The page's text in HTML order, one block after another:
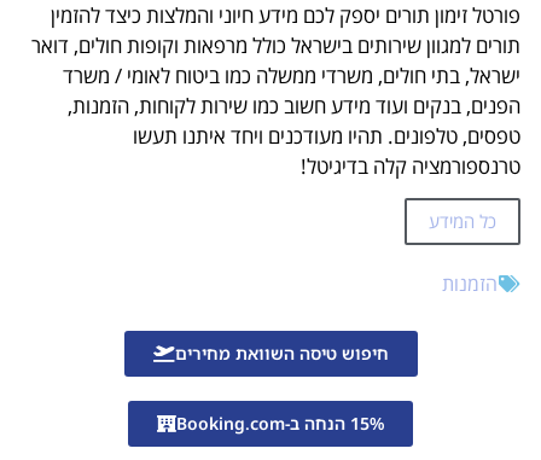
פורטל זימון תורים יספק לכם מידע חיוני והמלצות כיצד להזמין
תורים למגוון שירותים בישראל כולל מרפאות וקופות חולים, דואר
ישראל, בתי חולים, משרדי ממשלה כמו ביטוח לאומי / משרד
הפנים, בנקים ועוד מידע חשוב כמו שירות לקוחות, הזמנות,
טפסים, טלפונים. תהיו מעודכנים ויחד איתנו תעשו
טרנספורמציה קלה בדיגיטל!
כל המידע
הזמנות
חיפוש טיסה השוואת מחירים
15% הנחה ב-Booking.com